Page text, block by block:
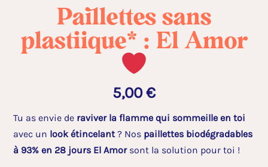
Paillettes sans
plastique* : El Amor
5,00€
Tu as envie de raviver la flamme qui sommeille en toi
avec un look étincelant? Nos paillettes biodégradables
à 93% en 28 jours El Amorsont la solution pour toi !